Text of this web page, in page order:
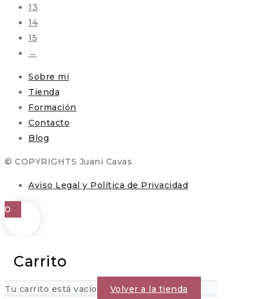
13
14
15
→
Sobre mi
Tienda
Formación
Contacto
Blog
© COPYRIGHTS Juani Cavas
Aviso Legal y Política de Privacidad
0
Carrito
Tu carrito está vacío Volver a la tienda